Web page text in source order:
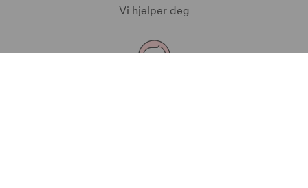
Vi hjelper deg